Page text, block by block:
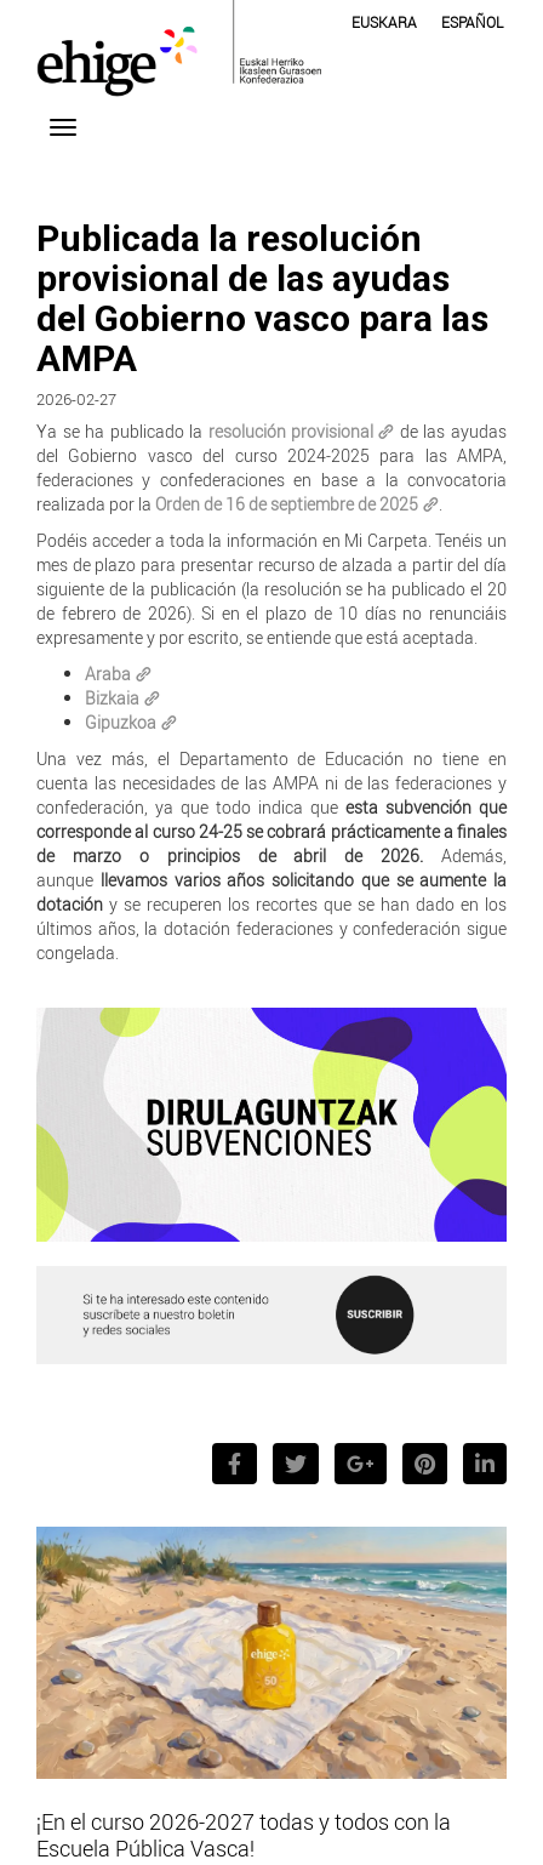
EUSKARA ESPAÑOL
Publicada la resolución
provisional de las ayudas
del Gobierno vasco para las
AMPA
2026-02-27
Ya se ha publicado la resolución provisional
de las ayudas
del Gobierno vasco del curso 2024-2025 para las AMPA,
federaciones y confederaciones en base a la convocatoria
realizada por la Orden de 16 de septiembre de 2025
.
Podéis acceder a toda la información en Mi Carpeta. Tenéis un
mes de plazo para presentar recurso de alzada a partir del día
siguiente de la publicación (la resolución se ha publicado el 20
de febrero de 2026). Si en el plazo de 10 días no renunciáis
expresamente y por escrito, se entiende que está aceptada.
Araba
Bizkaia
Gipuzkoa
Una vez más, el Departamento de Educación no tiene en
cuenta las necesidades de las AMPA ni de las federaciones y
confederación, ya que todo indica que esta subvención que
corresponde al curso 24-25 se cobrará prácticamente a finales
de marzo o principios de abril de 2026. Además,
aunque llevamos varios años solicitando que se aumente la
dotación y se recuperen los recortes que se han dado en los
últimos años, la dotación federaciones y confederación sigue
congelada.
¡En el curso 2026-2027 todas y todos con la
Escuela Pública Vasca!